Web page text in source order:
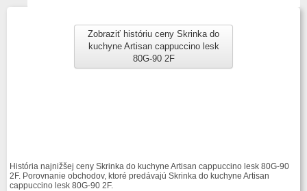
Zobraziť históriu ceny Skrinka do
kuchyne Artisan cappuccino lesk
80G-90 2F
História najnižšej ceny Skrinka do kuchyne Artisan cappuccino lesk 80G-90
2F. Porovnanie obchodov, ktoré predávajú Skrinka do kuchyne Artisan
cappuccino lesk 80G-90 2F.